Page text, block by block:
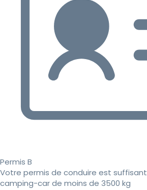
Permis B
Votre permis de conduire est
camping-car de moins de 3500 kg